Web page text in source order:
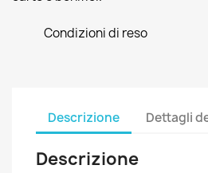
Condizioni di reso
Descrizione Dettagli
Descrizione